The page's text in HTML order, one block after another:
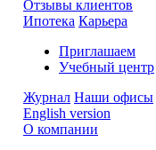
Отзывы клиентов
Ипотека Карьера
Приглашаем
Учебный центр
Журнал Наши офисы
English version
О компании